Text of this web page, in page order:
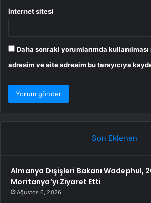
İnternet sitesi
Daha sonraki yorumlarımda
adresim ve site adresim bu tarayıcıya
Son Eklenen
Almanya Dışişleri Bakanı Wadephul,
Moritanya’yı Ziyaret Etti
Ağustos 6, 2026